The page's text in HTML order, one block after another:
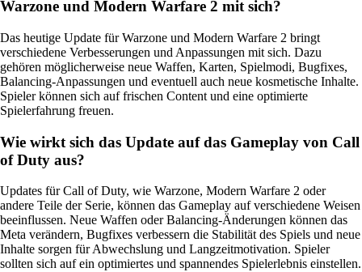
Warzone und Modern Warfare 2 mit sich?
Das heutige Update für Warzone und Modern Warfare 2 bringt
verschiedene Verbesserungen und Anpassungen mit sich. Dazu
gehören möglicherweise neue Waffen, Karten, Spielmodi, Bugfixes,
Balancing-Anpassungen und eventuell auch neue kosmetische Inhalte.
Spieler können sich auf frischen Content und eine optimierte
Spielerfahrung freuen.
Wie wirkt sich das Update auf das Gameplay von Call
of Duty aus?
Updates für Call of Duty, wie Warzone, Modern Warfare 2 oder
andere Teile der Serie, können das Gameplay auf verschiedene Weisen
beeinflussen. Neue Waffen oder Balancing-Änderungen können das
Meta verändern, Bugfixes verbessern die Stabilität des Spiels und neue
Inhalte sorgen für Abwechslung und Langzeitmotivation. Spieler
sollten sich auf ein optimiertes und spannendes Spielerlebnis einstellen.